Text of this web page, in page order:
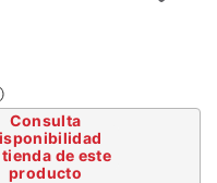
Consulta
de este
producto